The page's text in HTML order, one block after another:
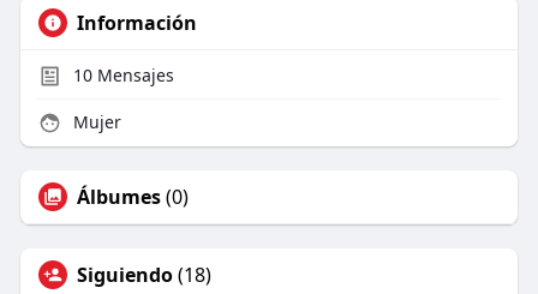
Información
10Mensajes
Mujer
Álbumes(0)
Siguiendo(18)